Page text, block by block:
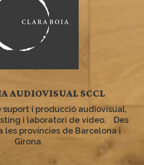
AUDIOVISUAL SCCL
suport i producció audiovisual,
i laboratori de vídeo. Des
les províncies de Barcelona i
Girona.